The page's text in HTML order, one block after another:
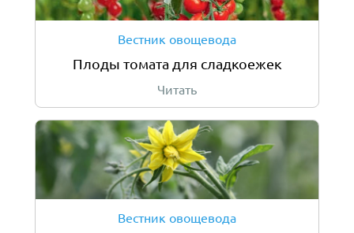
Вестник овощевода
Плоды томата для сладкоежек
Читать
Вестник овощевода